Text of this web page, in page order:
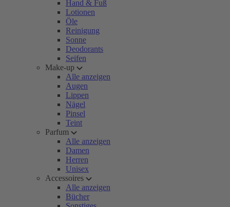
Hand & Fuß
Lotionen
Öle
Reinigung
Sonne
Deodorants
Seifen
Make-up
Alle anzeigen
Augen
Lippen
Nägel
Pinsel
Teint
Parfum
Alle anzeigen
Damen
Herren
Unisex
Accessoires
Alle anzeigen
Bücher